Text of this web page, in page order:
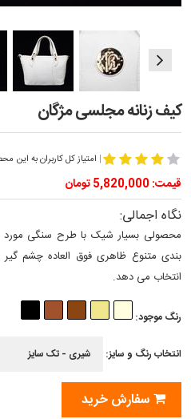
کیف زنانه مجلسی مژگان
| امتیاز کل کاربران به این محصول 3.7
قیمت: 5,820,000 تومان
نگاه اجمالی:
محصولی بسیار شیک با طرح سنگی
بندی متنوع ظاهری فوق العاده چشم
انتخاب می دهد.
رنگ موجود:
انتخاب رنگ و سایز:
سفارش خرید